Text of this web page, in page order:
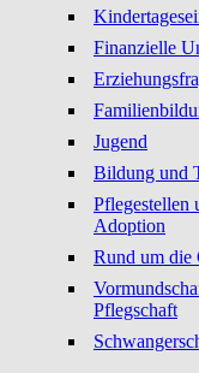
Finanzielle
Jugend
Bildung und
Pflegestellen
Adoption
Rund um die
Pflegschaft